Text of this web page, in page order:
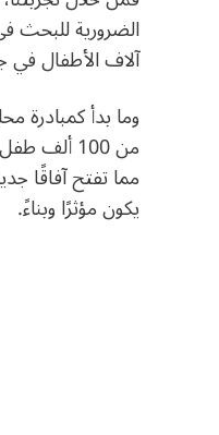
الضرورية للبحث
آلاف الأطفال في
وما بدأ كمبادرة
مما تفتح آفاقًا
يكون مؤثرًا وبناءً.